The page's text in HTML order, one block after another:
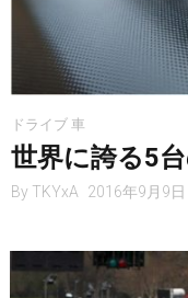
ドライブ 車
世界に誇る5
By TKYxA 2016年9月9日